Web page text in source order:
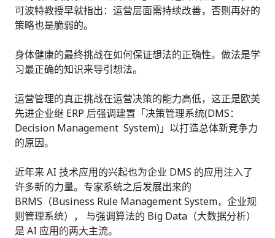
可波特教授早就指出：运营层面需持续改善，否则再好的
策略也是脆弱的。
身体健康的最终挑战在如何保证想法的正确性。做法是学
习最正确的知识来导引想法。
运营管理的真正挑战在运营决策的能力高低，这正是欧美
先进企业继 ERP 后强调建置「决策管理系统(DMS：
Decision Management System)」以打造总体新竞争力
的原因。
近年来 AI 技术应用的兴起也为企业 DMS 的应用注入了
许多新的力量。专家系统之后发展出来的
BRMS（Business Rule Management System，企业规
则管理系统）， 与强调算法的 Big Data（大数据分析）
是 AI 应用的两大主流。